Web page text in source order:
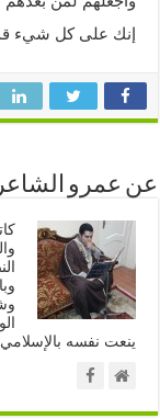
إنك على كل شيء
عن عمرو الشاعر
ينعت نفسه